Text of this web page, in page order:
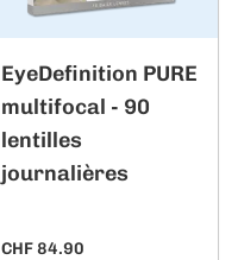
EyeDefinition PURE
multifocal - 90
lentilles
journalières
CHF 84.90